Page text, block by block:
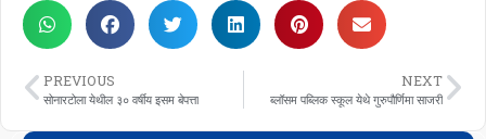
PREVIOUS
सोनारटोला येथील ३० वर्षीय इसम बेपत्ता
NEXT
ब्लॉसम पब्लिक स्कूल येथे गुरुपौर्णिमा साजरी